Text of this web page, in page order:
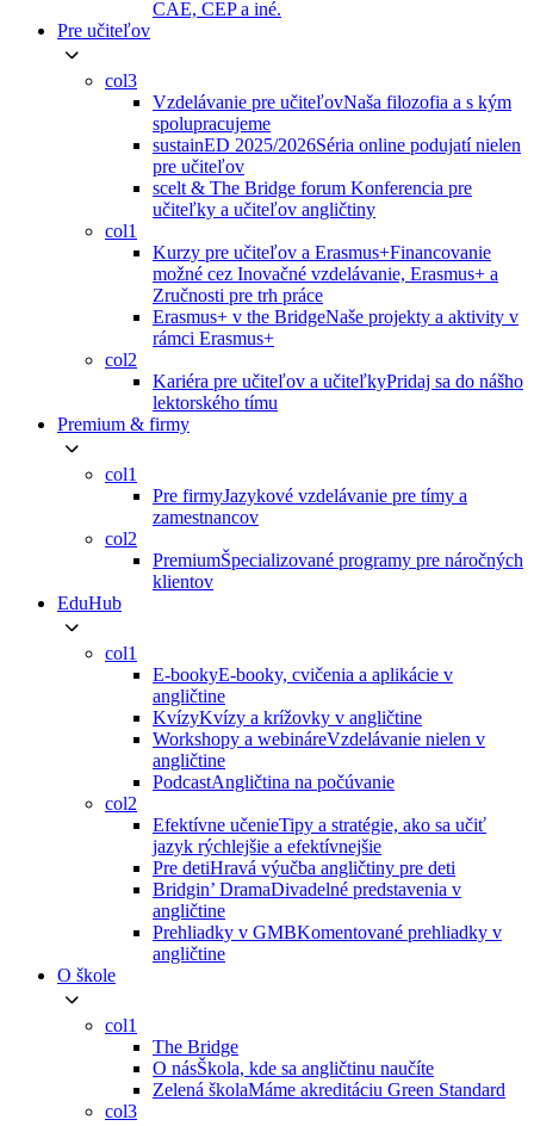
CAE, CEP a iné.
Pre učiteľov
col3
Vzdelávanie pre učiteľovNaša filozofia a s kým
spolupracujeme
sustainED 2025/2026Séria online podujatí nielen
pre učiteľov
scelt & The Bridge forum Konferencia pre
učiteľky a učiteľov angličtiny
col1
Kurzy pre učiteľov a Erasmus+Financovanie
možné cez Inovačné vzdelávanie, Erasmus+ a
Zručnosti pre trh práce
Erasmus+ v the BridgeNaše projekty a aktivity v
rámci Erasmus+
col2
Kariéra pre učiteľov a učiteľkyPridaj sa do nášho
lektorského tímu
Premium & firmy
col1
Pre firmyJazykové vzdelávanie pre tímy a
zamestnancov
col2
PremiumŠpecializované programy pre náročných
klientov
EduHub
col1
E-bookyE-booky, cvičenia a aplikácie v
angličtine
KvízyKvízy a krížovky v angličtine
Workshopy a webináreVzdelávanie nielen v
angličtine
PodcastAngličtina na počúvanie
col2
Efektívne učenieTipy a stratégie, ako sa učiť
jazyk rýchlejšie a efektívnejšie
Pre detiHravá výučba angličtiny pre deti
Bridgin’ DramaDivadelné predstavenia v
angličtine
Prehliadky v GMBKomentované prehliadky v
angličtine
O škole
col1
The Bridge
O násŠkola, kde sa angličtinu naučíte
Zelená školaMáme akreditáciu Green Standard
col3